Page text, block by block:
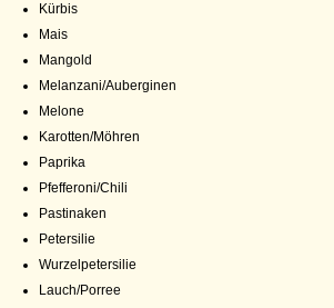
Kürbis
Mais
Mangold
Melanzani/Auberginen
Melone
Karotten/Möhren
Paprika
Pfefferoni/Chili
Pastinaken
Petersilie
Wurzelpetersilie
Lauch/Porree